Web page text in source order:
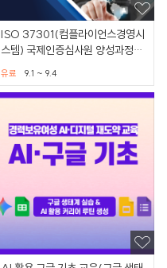
ISO 37301(컴플라이언스경영시
스템) 국제인증심사원 양성과정
[GPC 승인]
9.1 ~ 9.4
유료